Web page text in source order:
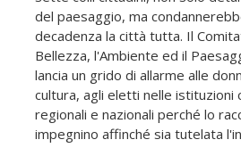
del paesaggio, ma
decadenza la città tutta. Il
Bellezza, l'Ambiente ed il
lancia un grido di allarme alle
cultura, agli eletti nelle istituzioni
regionali e nazionali perché lo
impegnino affinché sia tutelata